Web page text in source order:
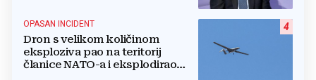
boriti...
4
OPASAN INCIDENT
Dron s velikom količinom
eksploziva pao na teritorij
članice NATO-a i eksplodirao